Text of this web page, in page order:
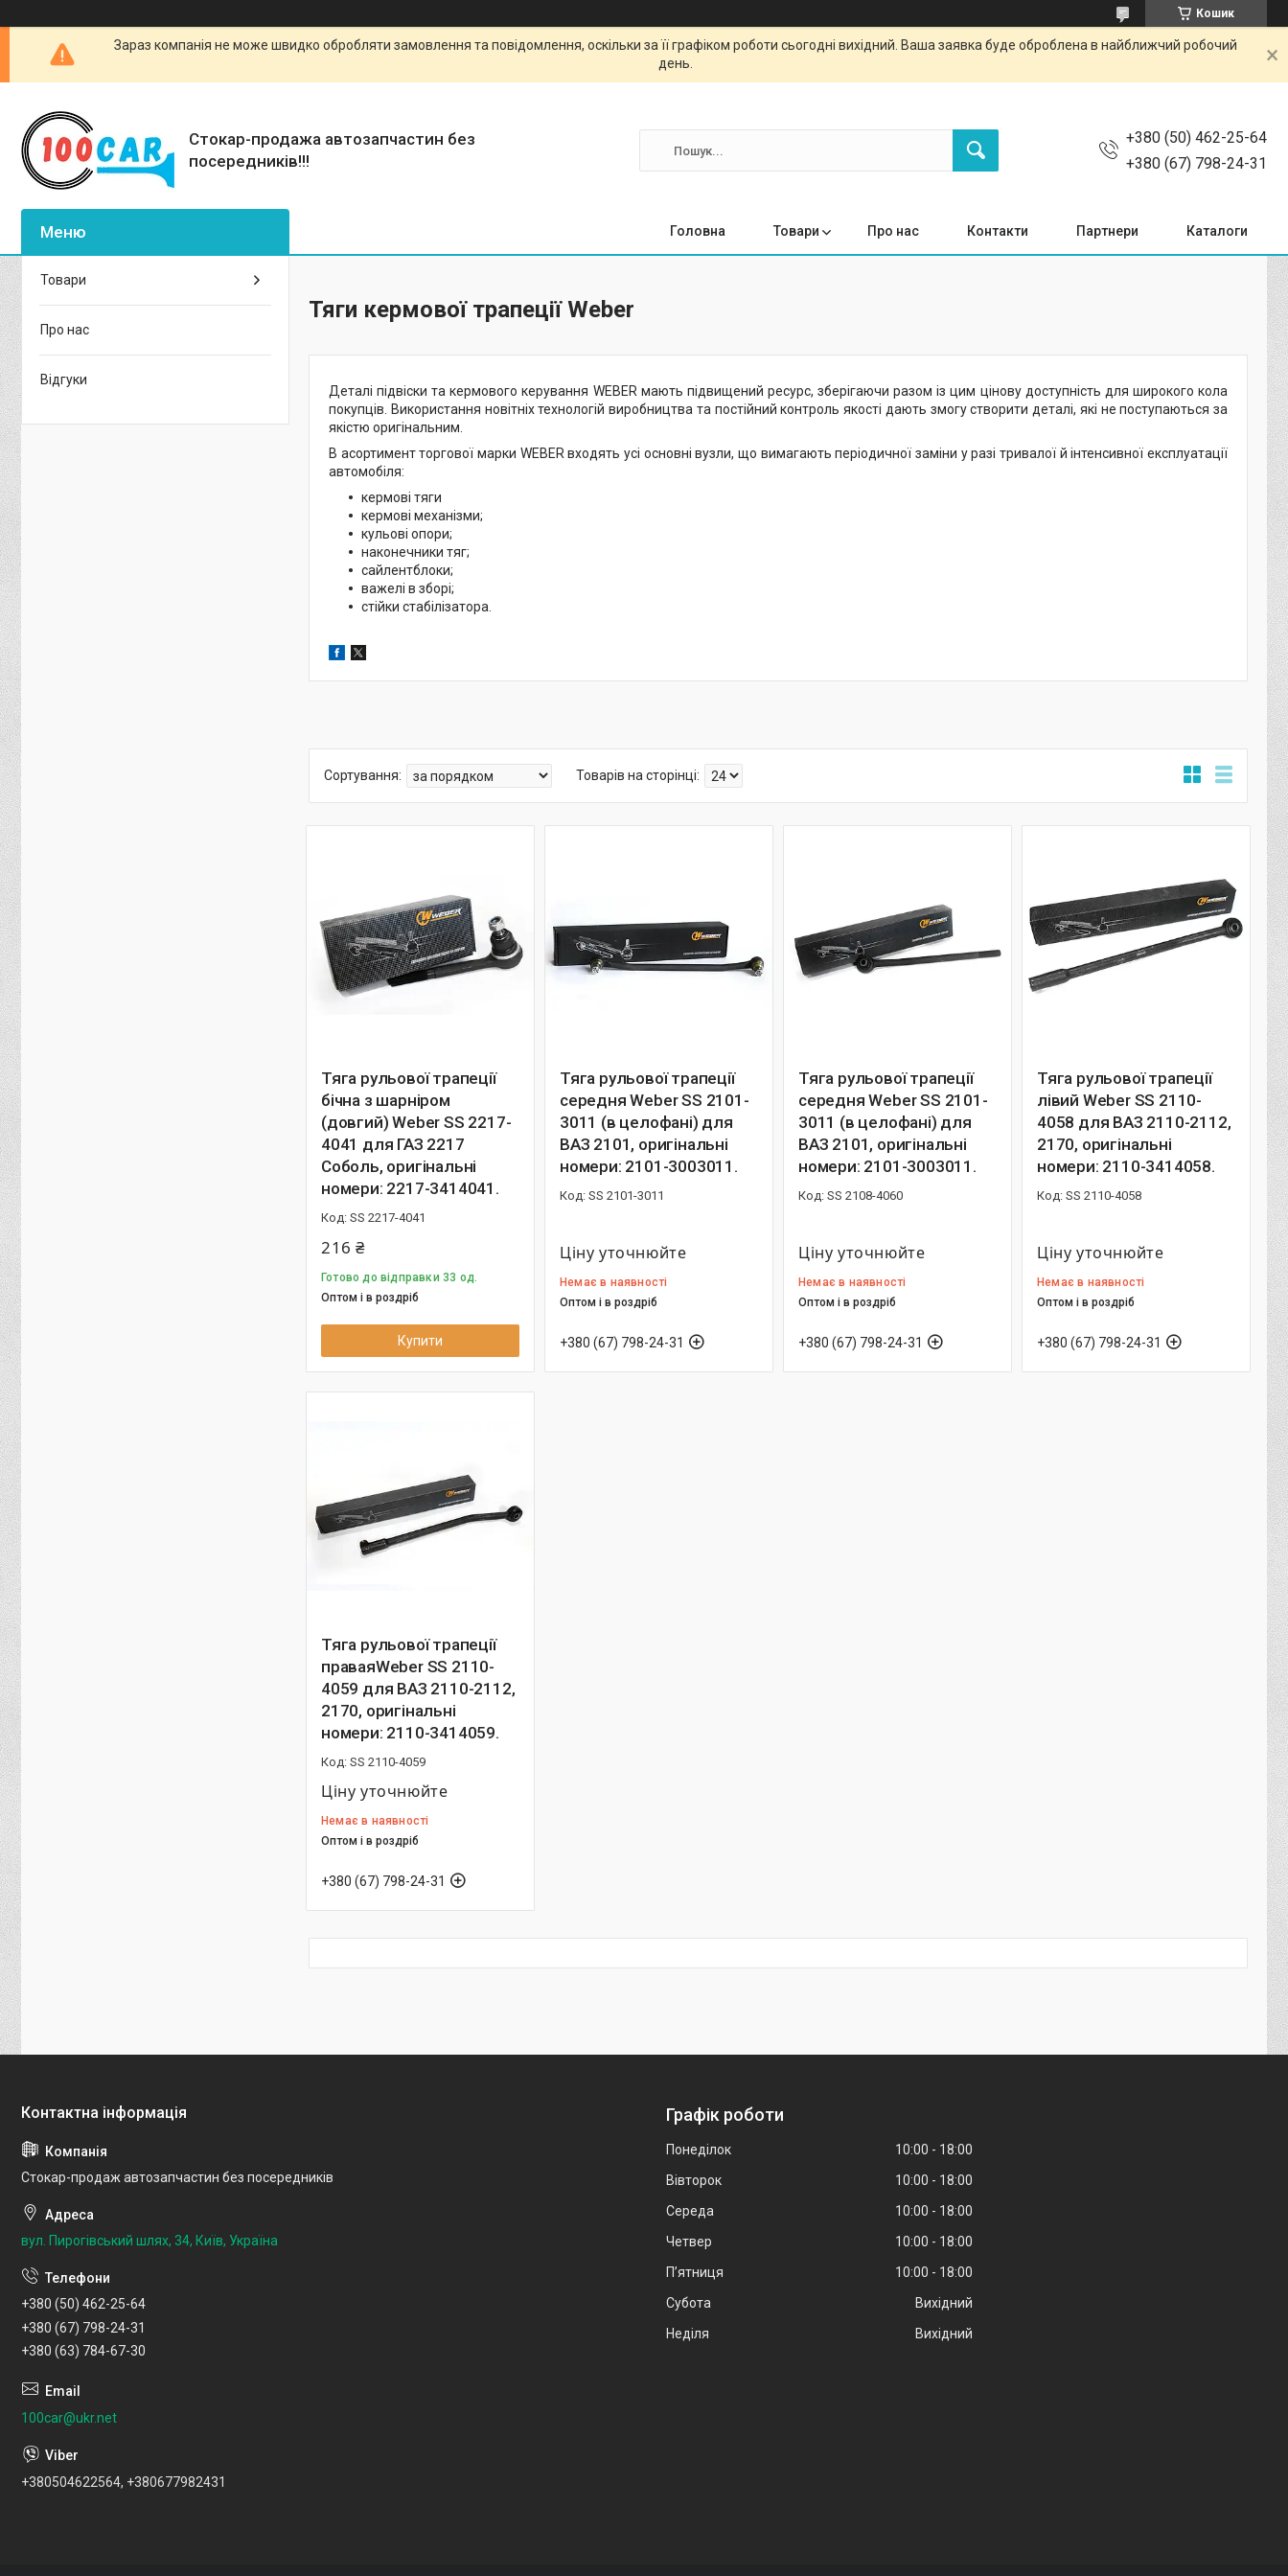
Кошик
Зараз компанія не може швидко обробляти замовлення та повідомлення, оскільки за її графіком роботи сьогодні вихідний. Ваша заявка буде оброблена в найближчий робочий
день.
Стокар-продажа автозапчастин без
посередників!!!
+380 (50) 462-25-64
+380 (67) 798-24-31
Головна Товари Про нас Контакти Партнери Каталоги
Тяги кермової трапеції Weber
Деталі підвіски та кермового керування WEBER мають підвищений ресурс, зберігаючи разом із цим цінову доступність для широкого кола
покупців. Використання новітніх технологій виробництва та постійний контроль якості дають змогу створити деталі, які не поступаються за
якістю оригінальним.
В асортимент торгової марки WEBER входять усі основні вузли, що вимагають періодичної заміни у разі тривалої й інтенсивної експлуатації
автомобіля:
кермові тяги
кермові механізми;
кульові опори;
наконечники тяг;
сайлентблоки;
важелі в зборі;
стійки стабілізатора.
Тяга рульової трапеції
бічна з шарніром
(довгий) Weber SS 2217-
4041 для ГАЗ 2217
Соболь, оригінальні
номери: 2217-3414041.
SS 2217-4041
216 ₴
Готово до відправки 33 од.
Оптом і в роздріб
Купити
Тяга рульової трапеції
середня Weber SS 2101-
3011 (в целофані) для
ВАЗ 2101, оригінальні
номери: 2101-3003011.
SS 2101-3011
Ціну уточнюйте
Немає в наявності
Оптом і в роздріб
+380 (67) 798-24-31
Тяга рульової трапеції
середня Weber SS 2101-
3011 (в целофані) для
ВАЗ 2101, оригінальні
номери: 2101-3003011.
SS 2108-4060
Ціну уточнюйте
Немає в наявності
Оптом і в роздріб
+380 (67) 798-24-31
Тяга рульової трапеції
лівий Weber SS 2110-
4058 для ВАЗ 2110-2112,
2170, оригінальні
номери: 2110-3414058.
SS 2110-4058
Ціну уточнюйте
Немає в наявності
Оптом і в роздріб
+380 (67) 798-24-31
Тяга рульової трапеції
праваяWeber SS 2110-
4059 для ВАЗ 2110-2112,
2170, оригінальні
номери: 2110-3414059.
SS 2110-4059
Ціну уточнюйте
Немає в наявності
Оптом і в роздріб
+380 (67) 798-24-31
Товари
Про нас
Відгуки
Стокар-продаж автозапчастин без посередників
вул. Пирогівський шлях, 34, Київ, Україна
+380 (50) 462-25-64
+380 (67) 798-24-31
+380 (63) 784-67-30
100car@ukr.net
+380504622564, +380677982431
Графік роботи
Понеділок 10:00
18:00
Вівторок
10:00
18:00
Середа
10:00
18:00
Четвер
10:00
18:00
Пʼятниця
10:00
18:00
Субота
Вихідний
Неділя
Вихідний